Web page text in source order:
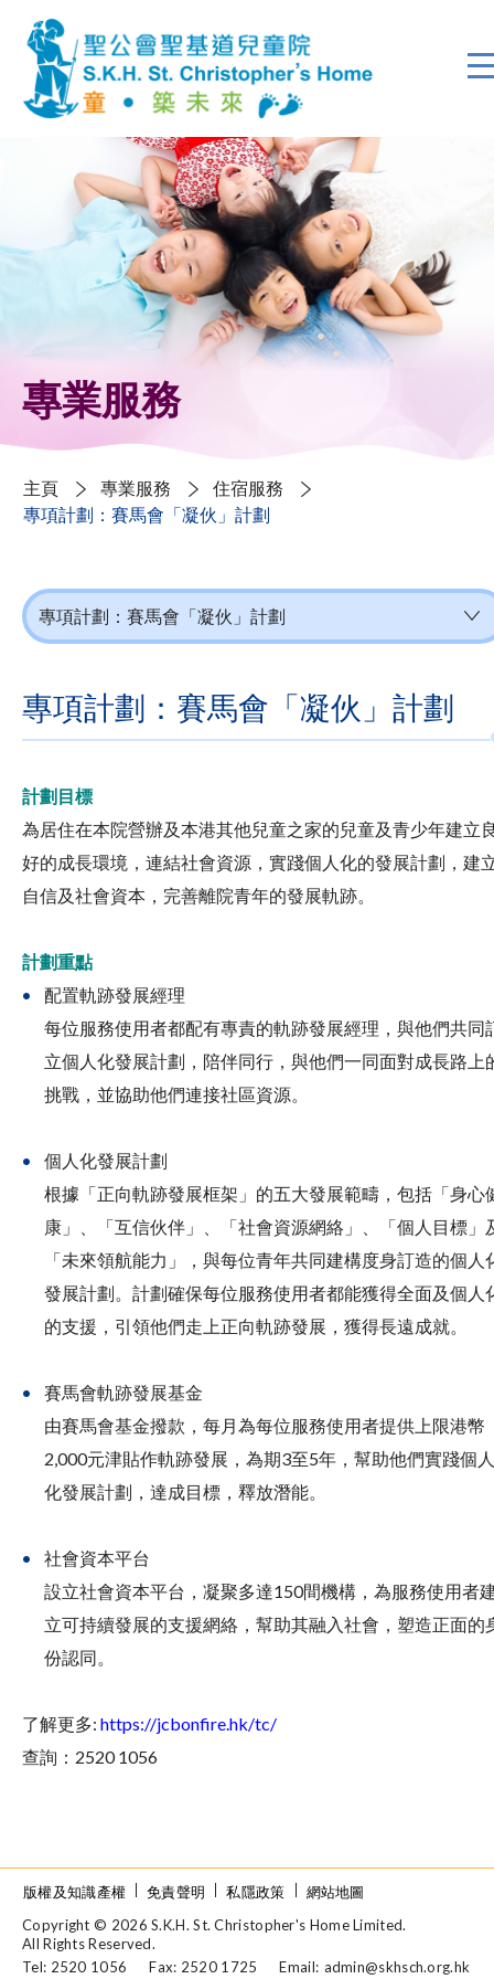
專業服務
主頁 專業服務
住宿服務
專項計劃：賽馬會「凝伙」計劃
專項計劃：賽馬會「凝伙」計劃
專項計劃：賽馬會「凝伙」計劃
計劃目標
為居住在本院營辦及本港其他兒童之家的兒童及青少年建立
好的成長環境，連結社會資源，實踐個人化的發展計劃，建
自信及社會資本，完善離院青年的發展軌跡。
計劃重點
配置軌跡發展經理
每位服務使用者都配有專責的軌跡發展經理，與他們共同
立個人化發展計劃，陪伴同行，與他們一同面對成長路上
挑戰，並協助他們連接社區資源。
個人化發展計劃
根據「正向軌跡發展框架」的五大發展範疇，包括「身心
康」、「互信伙伴」、「社會資源網絡」、「個人目標」
「未來領航能力」，與每位青年共同建構度身訂造的個人
發展計劃。計劃確保每位服務使用者都能獲得全面及個人
的支援，引領他們走上正向軌跡發展，獲得長遠成就。
賽馬會軌跡發展基金
由賽馬會基金撥款，每月為每位服務使用者提供上限港幣
2,000元津貼作軌跡發展，為期3至5年，幫助他們實踐個人
化發展計劃，達成目標，釋放潛能。
社會資本平台
設立社會資本平台，凝聚多達150間機構，為服務使用者
立可持續發展的支援網絡，幫助其融入社會，塑造正面的
份認同。
了解更多: https://jcbonfire.hk/tc/
查詢：2520 1056
版權及知識產權 免責聲明 私隱政策
網站地圖
Copyright © 2026 S.K.H. St. Christopher's Home Limited.
All Rights Reserved.
Tel: 2520 1056
Fax: 2520 1725 Email: admin@skhsch.org.hk